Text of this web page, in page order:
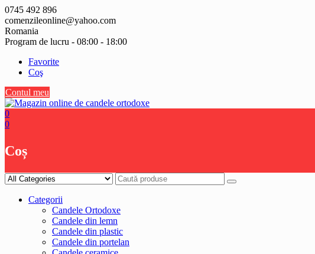
Skip
to
content
0745 492 896
comenzileonline@yahoo.com
Romania
Program de lucru - 08:00 - 18:00
Favorite
Coş
Contul meu
0
0
Coș
Categorii
Candele Ortodoxe
Candele din lemn
Candele din plastic
Candele din portelan